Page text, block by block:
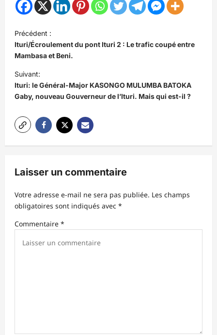
N
a
v
i
g
a
t
i
o
d
’
a
r
Précédent :
Ituri/Écroulement du pont Ituri 2 : Le trafic coupé entre
Mambasa et Beni.
Suivant:
Ituri: le Général-Major KASONGO MULUMBA BATOKA
Gaby, nouveau Gouverneur de l’Ituri. Mais qui est-il ?
Laisser un commentaire
Votre adresse e-mail ne sera pas publiée. Les champs
obligatoires sont indiqués avec *
Commentaire *